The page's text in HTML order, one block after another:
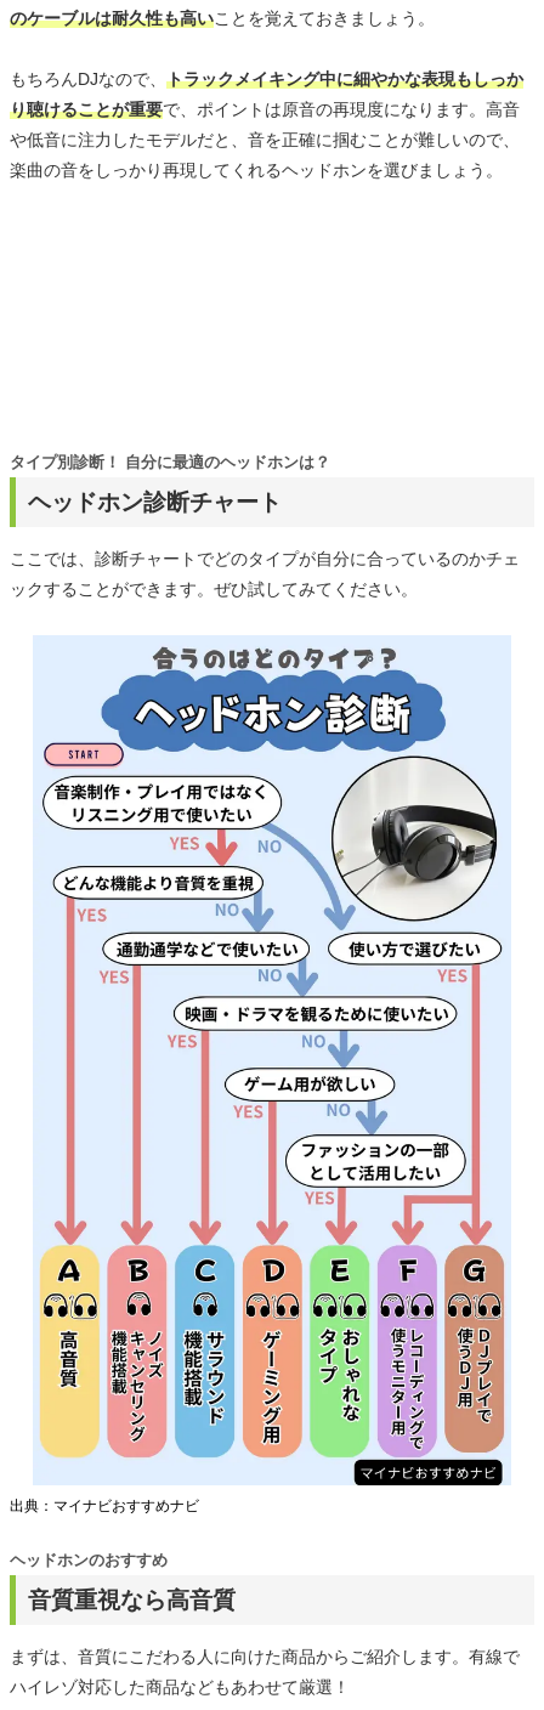
のケーブルは耐久性も高いことを覚えておきましょう。
もちろんDJなので、 トラックメイキング中に細やかな表現もしっか
り聴けることが重要で、ポイントは原音の再現度になります。高音
や低音に注力したモデルだと、音を正確に掴むことが難しいので、
楽曲の音をしっかり再現してくれるヘッドホンを選びましょう。
ヘッドホン診断チャート
タイプ別診断！ 自分に最適のヘッドホンは？
ここでは、診断チャートでどのタイプが自分に合っているのかチェ
ックすることができます。ぜひ試してみてください。
出典：マイナビおすすめナビ
音質重視なら高音質
ヘッドホンのおすすめ
まずは、音質にこだわる人に向けた商品からご紹介します。有線で
ハイレゾ対応した商品などもあわせて厳選！